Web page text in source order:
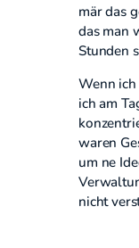
mär das
das man
Stunden
Wenn ich
ich am
waren
um ne
nicht